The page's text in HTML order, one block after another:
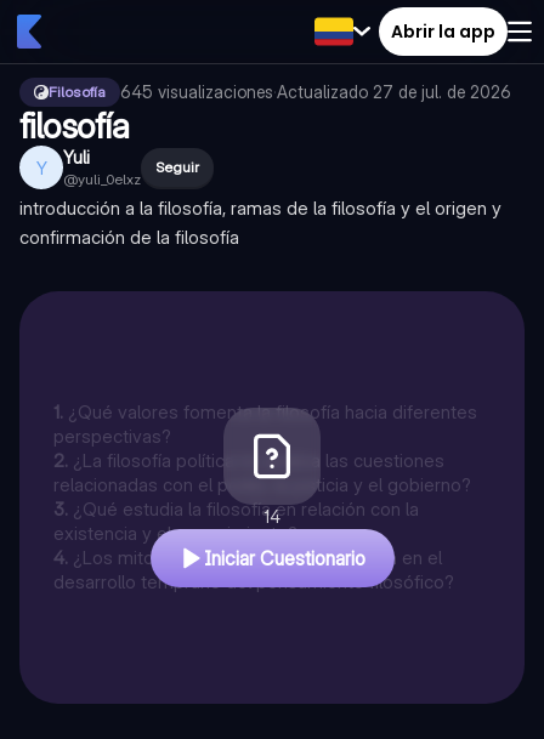
Abrir la app
Filosofía 645 visualizaciones·Actualizado 27 de jul. de 2026
filosofía
Y Yuli
@yuli_0elxz
Seguir
introducción a la filosofía, ramas de la filosofía y el origen y
confirmación de la filosofía
1. ¿Qué valores fomenta la filosofía hacia diferentes
perspectivas?
2. ¿La filosofía política no analiza las cuestiones
relacionadas con el poder, la justicia y el gobierno?
3. ¿Qué estudia la filosofía en relación con la
existencia y el conocimiento?
4. ¿Los mitos y las leyendas no influyeron en el
desarrollo temprano del pensamiento filosófico?
14
Iniciar Cuestionario